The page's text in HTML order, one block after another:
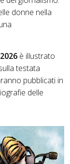
donne nella
è illustrato
testata
pubblicati in
delle